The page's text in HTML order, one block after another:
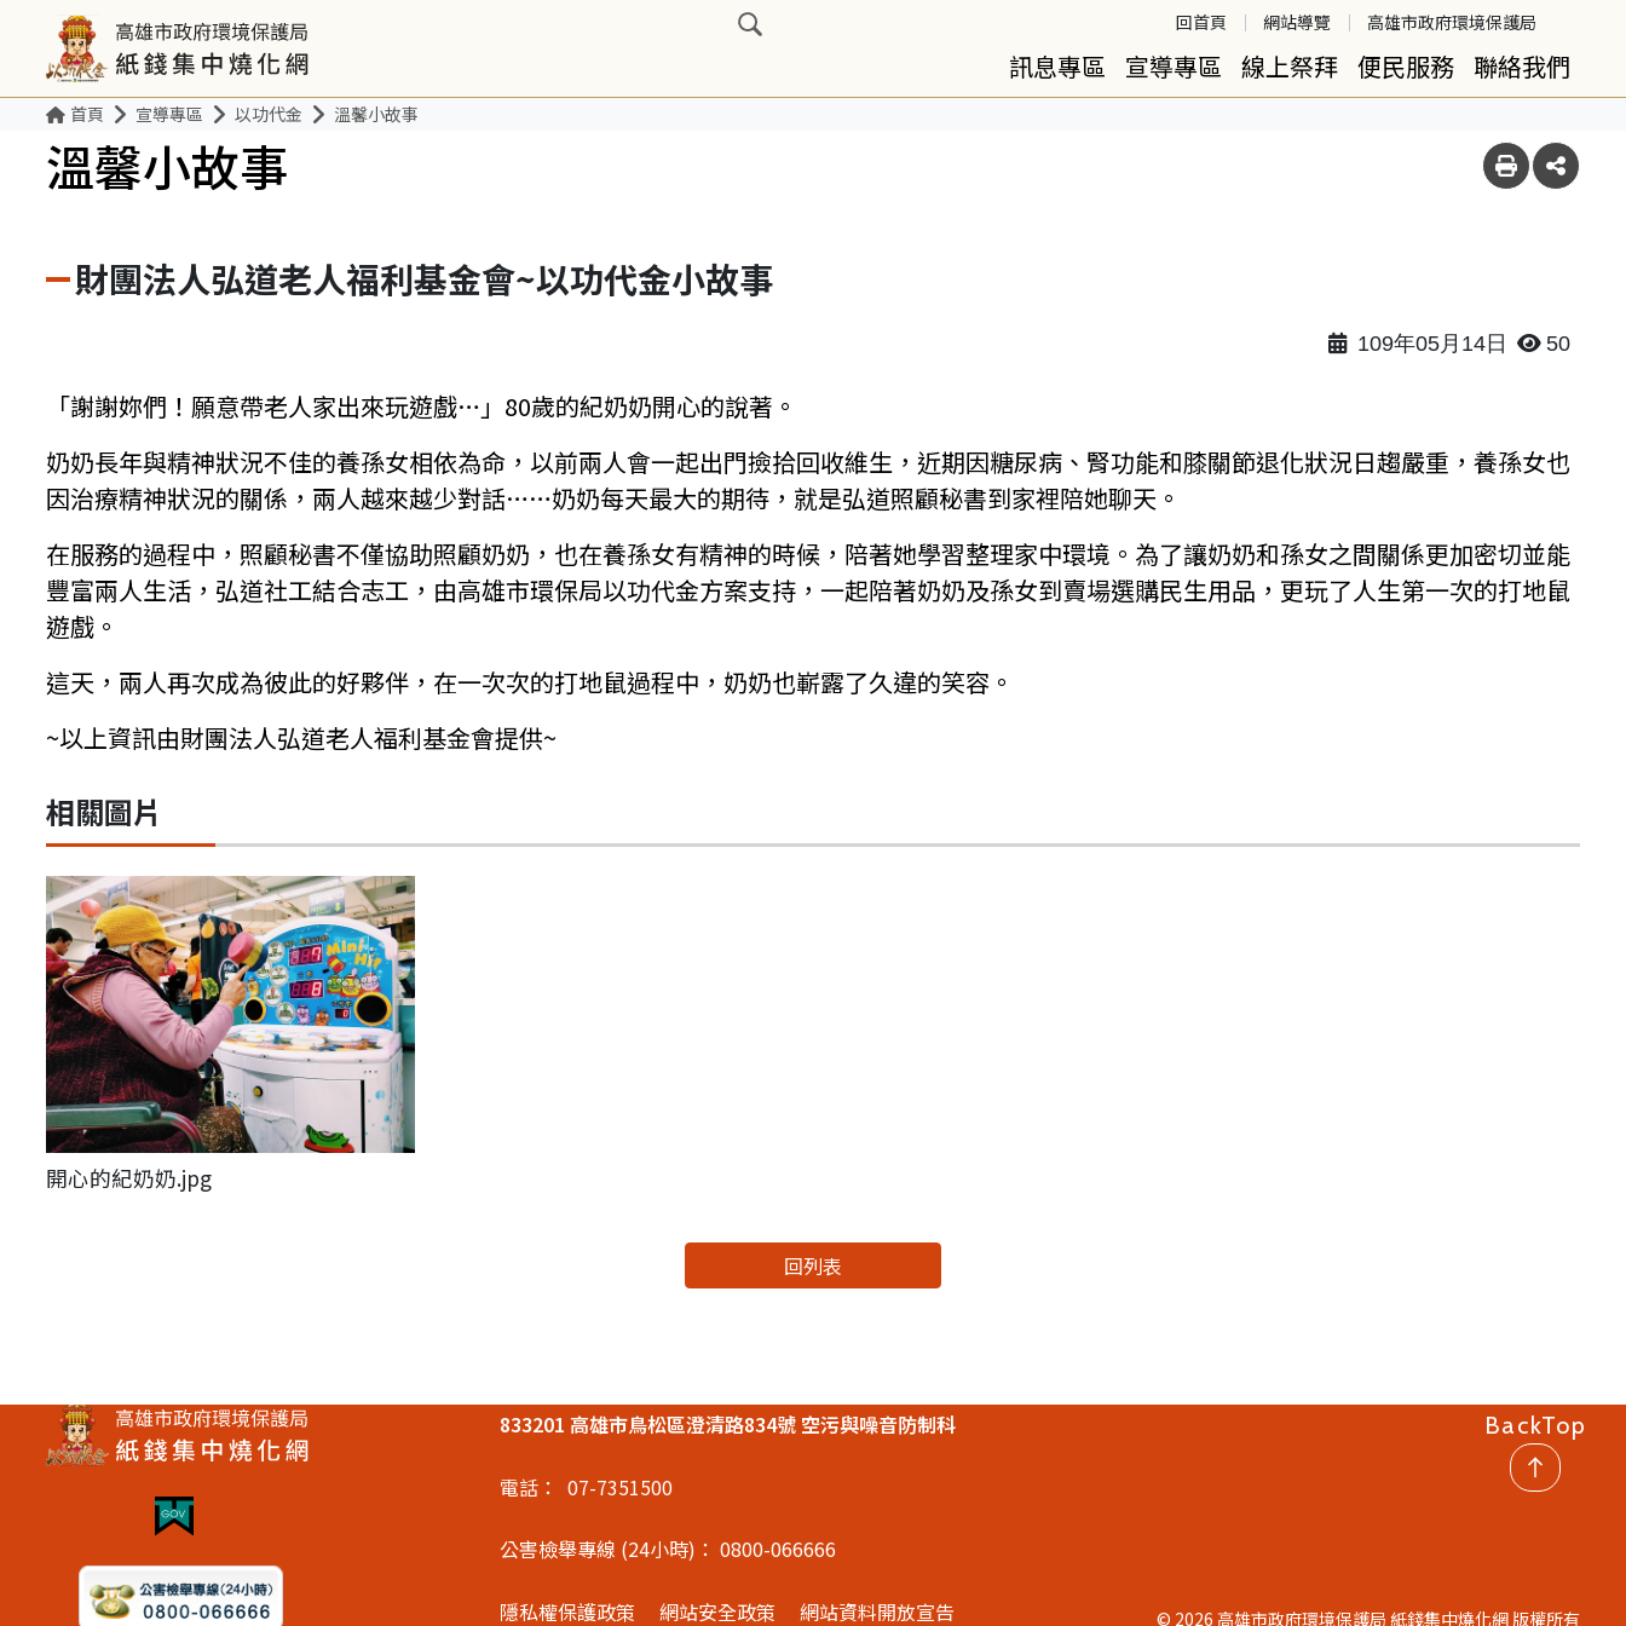
回首頁 網站導覽 高雄市政府環境保護局
展開搜尋
訊息專區 宣導專區 線上祭拜 便民服務 聯絡我們
首頁 宣導專區 以功代金 溫馨小故事
溫馨小故事
財團法人弘道老人福利基金會~以功代金小故事
109年05月14日 50
「謝謝妳們！願意帶老人家出來玩遊戲…」80歲的紀奶奶開心的說著。
奶奶長年與精神狀況不佳的養孫女相依為命，以前兩人會一起出門撿拾回收維生，近期因糖尿病、腎功能和膝關節退化狀況日趨嚴重，養孫女也
因治療精神狀況的關係，兩人越來越少對話……奶奶每天最大的期待，就是弘道照顧秘書到家裡陪她聊天。
在服務的過程中，照顧秘書不僅協助照顧奶奶，也在養孫女有精神的時候，陪著她學習整理家中環境。為了讓奶奶和孫女之間關係更加密切並能
豐富兩人生活，弘道社工結合志工，由高雄市環保局以功代金方案支持，一起陪著奶奶及孫女到賣場選購民生用品，更玩了人生第一次的打地鼠
遊戲。
這天，兩人再次成為彼此的好夥伴，在一次次的打地鼠過程中，奶奶也嶄露了久違的笑容。
~以上資訊由財團法人弘道老人福利基金會提供~
相關圖片
開心的紀奶奶.jpg
回列表
833201 高雄市鳥松區澄清路834號 空污與噪音防制科
電話： 07-7351500
公害檢舉專線 (24小時)： 0800-066666
隱私權保護政策 網站安全政策 網站資料開放宣告 © 2026 高雄市政府環境保護局 紙錢集中燒化網 版權所有
回頂部